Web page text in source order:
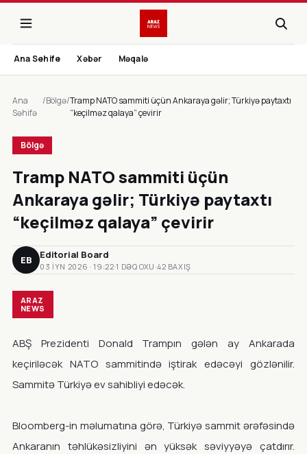
Ana Sehife Xəbər Məqalə
Ana
Səhifə
/Bölgə/Tramp NATO sammiti üçün Ankaraya gəlir; Türkiyə paytaxtı
“keçilməz qalaya” çevirir
Bölgə
Tramp NATO sammiti üçün
Ankaraya gəlir; Türkiyə paytaxtı
“keçilməz qalaya” çevirir
EB Editorial Board
03 IYN 2026 · 19:22·1 DƏQ OXU ·42 BAXIŞ
ARAZ
NEWS
ABŞ Prezidenti Donald Trampın gələn ay Ankarada
keçiriləcək NATO sammitində iştirak edəcəyi gözlənilir.
Sammitə Türkiyə ev sahibliyi edəcək.
Bloomberg-in məlumatına görə, Türkiyə sammit ərəfəsində
Ankaranın təhlükəsizliyini ən yüksək səviyyəyə çatdırır.